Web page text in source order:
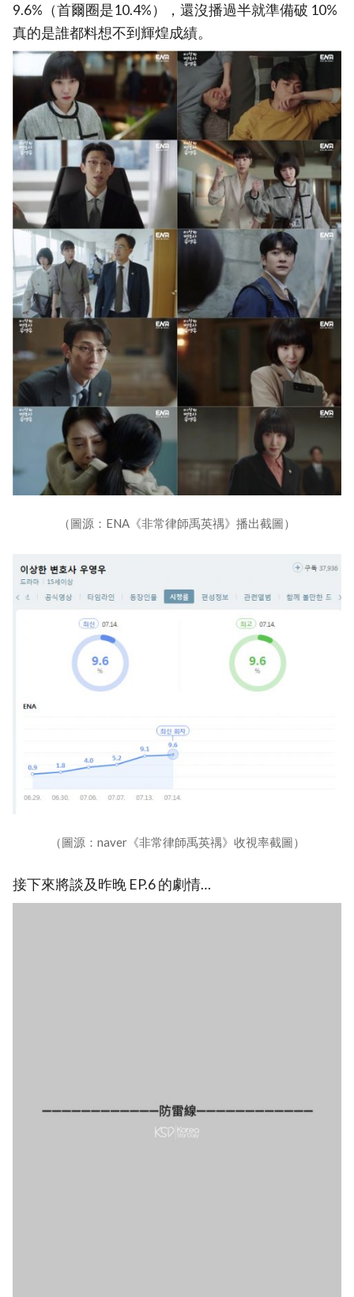
9.6%（首爾圈是10.4%），還沒播過半就準備破 10%
真的是誰都料想不到輝煌成績。
（圖源：ENA《非常律師禹英禑》播出截圖）
（圖源：naver《非常律師禹英禑》收視率截圖）
接下來將談及昨晚 EP.6 的劇情…